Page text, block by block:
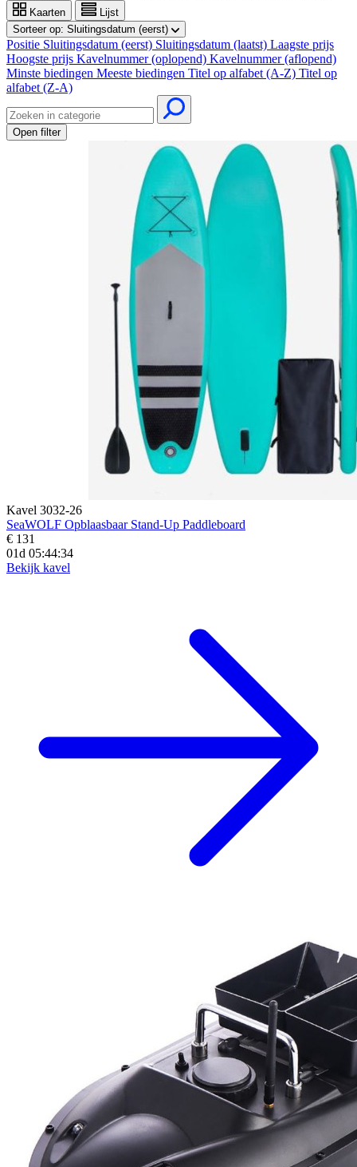
Kaarten
Lijst
Sorteer op: Sluitingsdatum (eerst)
Positie Sluitingsdatum (eerst) Sluitingsdatum (laatst) Laagste prijs
Hoogste prijs Kavelnummer (oplopend) Kavelnummer (aflopend)
Minste biedingen Meeste biedingen Titel op alfabet (A-Z) Titel op
alfabet (Z-A)
Open filter
Kavel 3032-26
SeaWOLF Opblaasbaar Stand-Up Paddleboard
€ 131
01d 05:44:33
Bekijk kavel